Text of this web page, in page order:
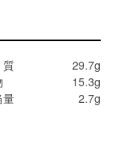
質
29.7g
15.3g
量 2.7g